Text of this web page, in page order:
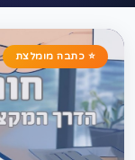
⭐ כתבה מומלצת